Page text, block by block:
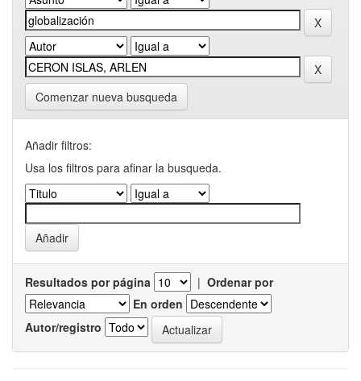
Comenzar nueva busqueda
Añadir filtros:
Usa los filtros para afinar la busqueda.
Resultados por página | Ordenar por
En orden
Autor/registro